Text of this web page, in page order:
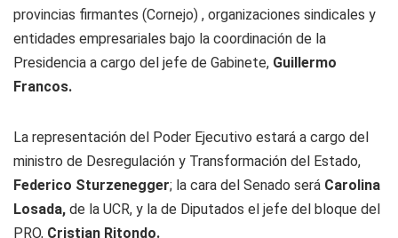
provincias firmantes (Cornejo) , organizaciones sindicales y
entidades empresariales bajo la coordinación de la
Presidencia a cargo del jefe de Gabinete, Guillermo
Francos.
La representación del Poder Ejecutivo estará a cargo del
ministro de Desregulación y Transformación del Estado,
Federico Sturzenegger; la cara del Senado será Carolina
Losada, de la UCR, y la de Diputados el jefe del bloque del
PRO, Cristian Ritondo.